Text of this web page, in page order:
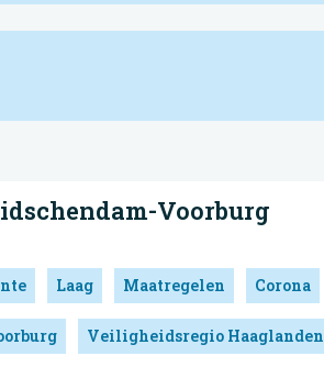
Voorburg
Laag Maatregelen Corona
Veiligheidsregio Haaglanden